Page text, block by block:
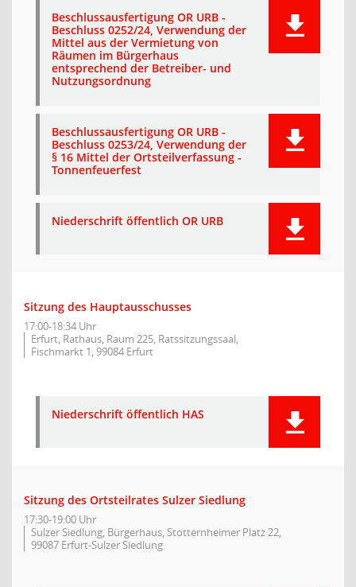
Beschlussausfertigung OR URB -
Beschluss 0252/24, Verwendung der
Mittel aus der Vermietung von
Räumen im Bürgerhaus
entsprechend der Betreiber- und
Nutzungsordnung
Beschlussausfertigung OR URB -
Beschluss 0253/24, Verwendung der
§ 16 Mittel der Ortsteilverfassung -
Tonnenfeuerfest
Niederschrift öffentlich OR URB
Sitzung des Hauptausschusses
17:00-18:34 Uhr
Erfurt, Rathaus, Raum 225, Ratssitzungssaal,
Fischmarkt 1, 99084 Erfurt
Niederschrift öffentlich HAS
Sitzung des Ortsteilrates Sulzer Siedlung
17:30-19:00 Uhr
Sulzer Siedlung, Bürgerhaus, Stotternheimer Platz 22,
99087 Erfurt-Sulzer Siedlung